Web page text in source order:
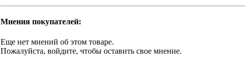
Мнения покупателей:
Еще нет мнений об этом товаре.
Пожалуйста, войдите, чтобы оставить свое мнение.